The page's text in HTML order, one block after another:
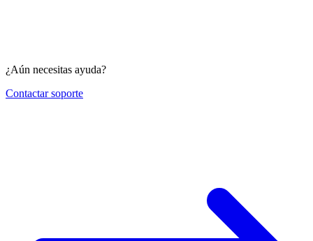
¿Aún necesitas ayuda?
Contactar soporte